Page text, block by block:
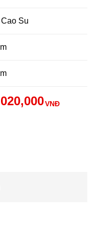
Su
VNĐ